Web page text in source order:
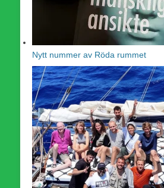
Nytt nummer av Röda rummet